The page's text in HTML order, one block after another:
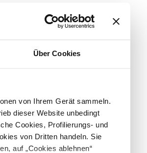
Über Cookies
von Ihrem Gerät sammeln.
dieser Website unbedingt
Cookies, Profilierungs- und
von Dritten handeln. Sie
auf „Cookies ablehnen“